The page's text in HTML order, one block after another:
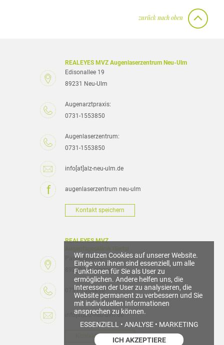
zurück nach oben
REALEYES MVZ Augenlaserzentrum Neu-Ulm
Edisonallee 19
89231 Neu-Ulm
Augenarztpraxis:
0731-1553850
Augenlaserzentrum:
0731-1553850
info[at]alz-neu-ulm.de
augenlaserzentrum neu-ulm
Kontakt speichern
REALEYES MVZ
Parkstraße 12
89269 Vöhringen
0731-1553850
info[at]alz-neu-ulm.de
Kontakt speichern
Wir nutzen Cookies auf unserer Website.
Einige von ihnen sind essenziell, um alle
Funktionen für Sie als User zu
ermöglichen. Andere helfen uns, die
Interessen der User zu analysieren, die
Website permanent zu verbessern und Sie
mit individuellen Informationen
ansprechen zu können.
ESSENZIELL • ANALYSE • MARKETING
ICH AKZEPTIERE